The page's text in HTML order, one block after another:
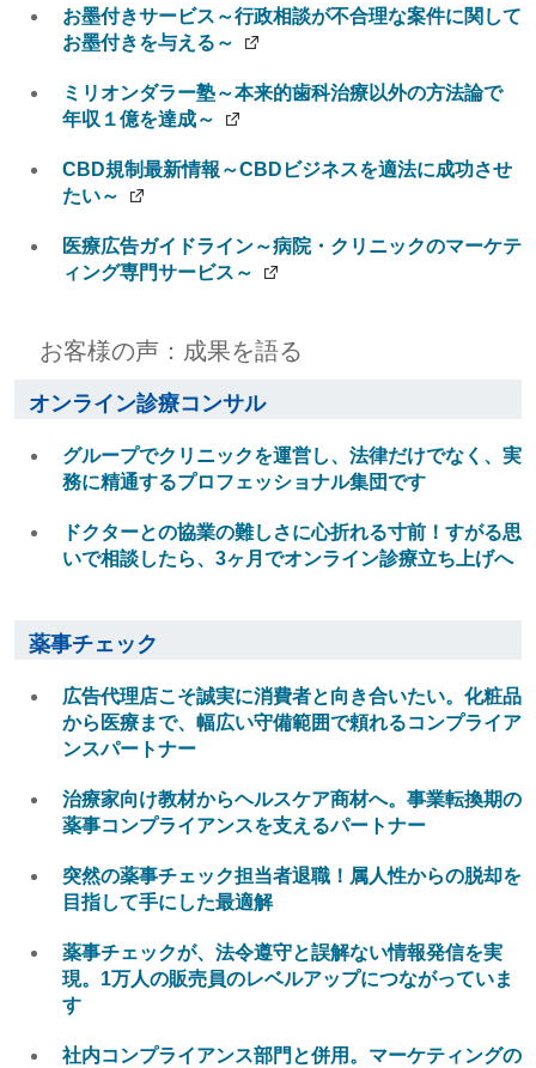
お墨付きサービス～行政相談が不合理な案件に関して
お墨付きを与える～
ミリオンダラー塾～本来的歯科治療以外の方法論で
年収１億を達成～
CBD規制最新情報～CBDビジネスを適法に成功させ
たい～
医療広告ガイドライン～病院・クリニックのマーケテ
ィング専門サービス～
お客様の声：成果を語る
オンライン診療コンサル
グループでクリニックを運営し、法律だけでなく、実
務に精通するプロフェッショナル集団です
ドクターとの協業の難しさに心折れる寸前！すがる思
いで相談したら、3ヶ月でオンライン診療立ち上げへ
薬事チェック
広告代理店こそ誠実に消費者と向き合いたい。化粧品
から医療まで、幅広い守備範囲で頼れるコンプライア
ンスパートナー
治療家向け教材からヘルスケア商材へ。事業転換期の
薬事コンプライアンスを支えるパートナー
突然の薬事チェック担当者退職！属人性からの脱却を
目指して手にした最適解
薬事チェックが、法令遵守と誤解ない情報発信を実
現。1万人の販売員のレベルアップにつながっていま
す
社内コンプライアンス部門と併用。マーケティングの